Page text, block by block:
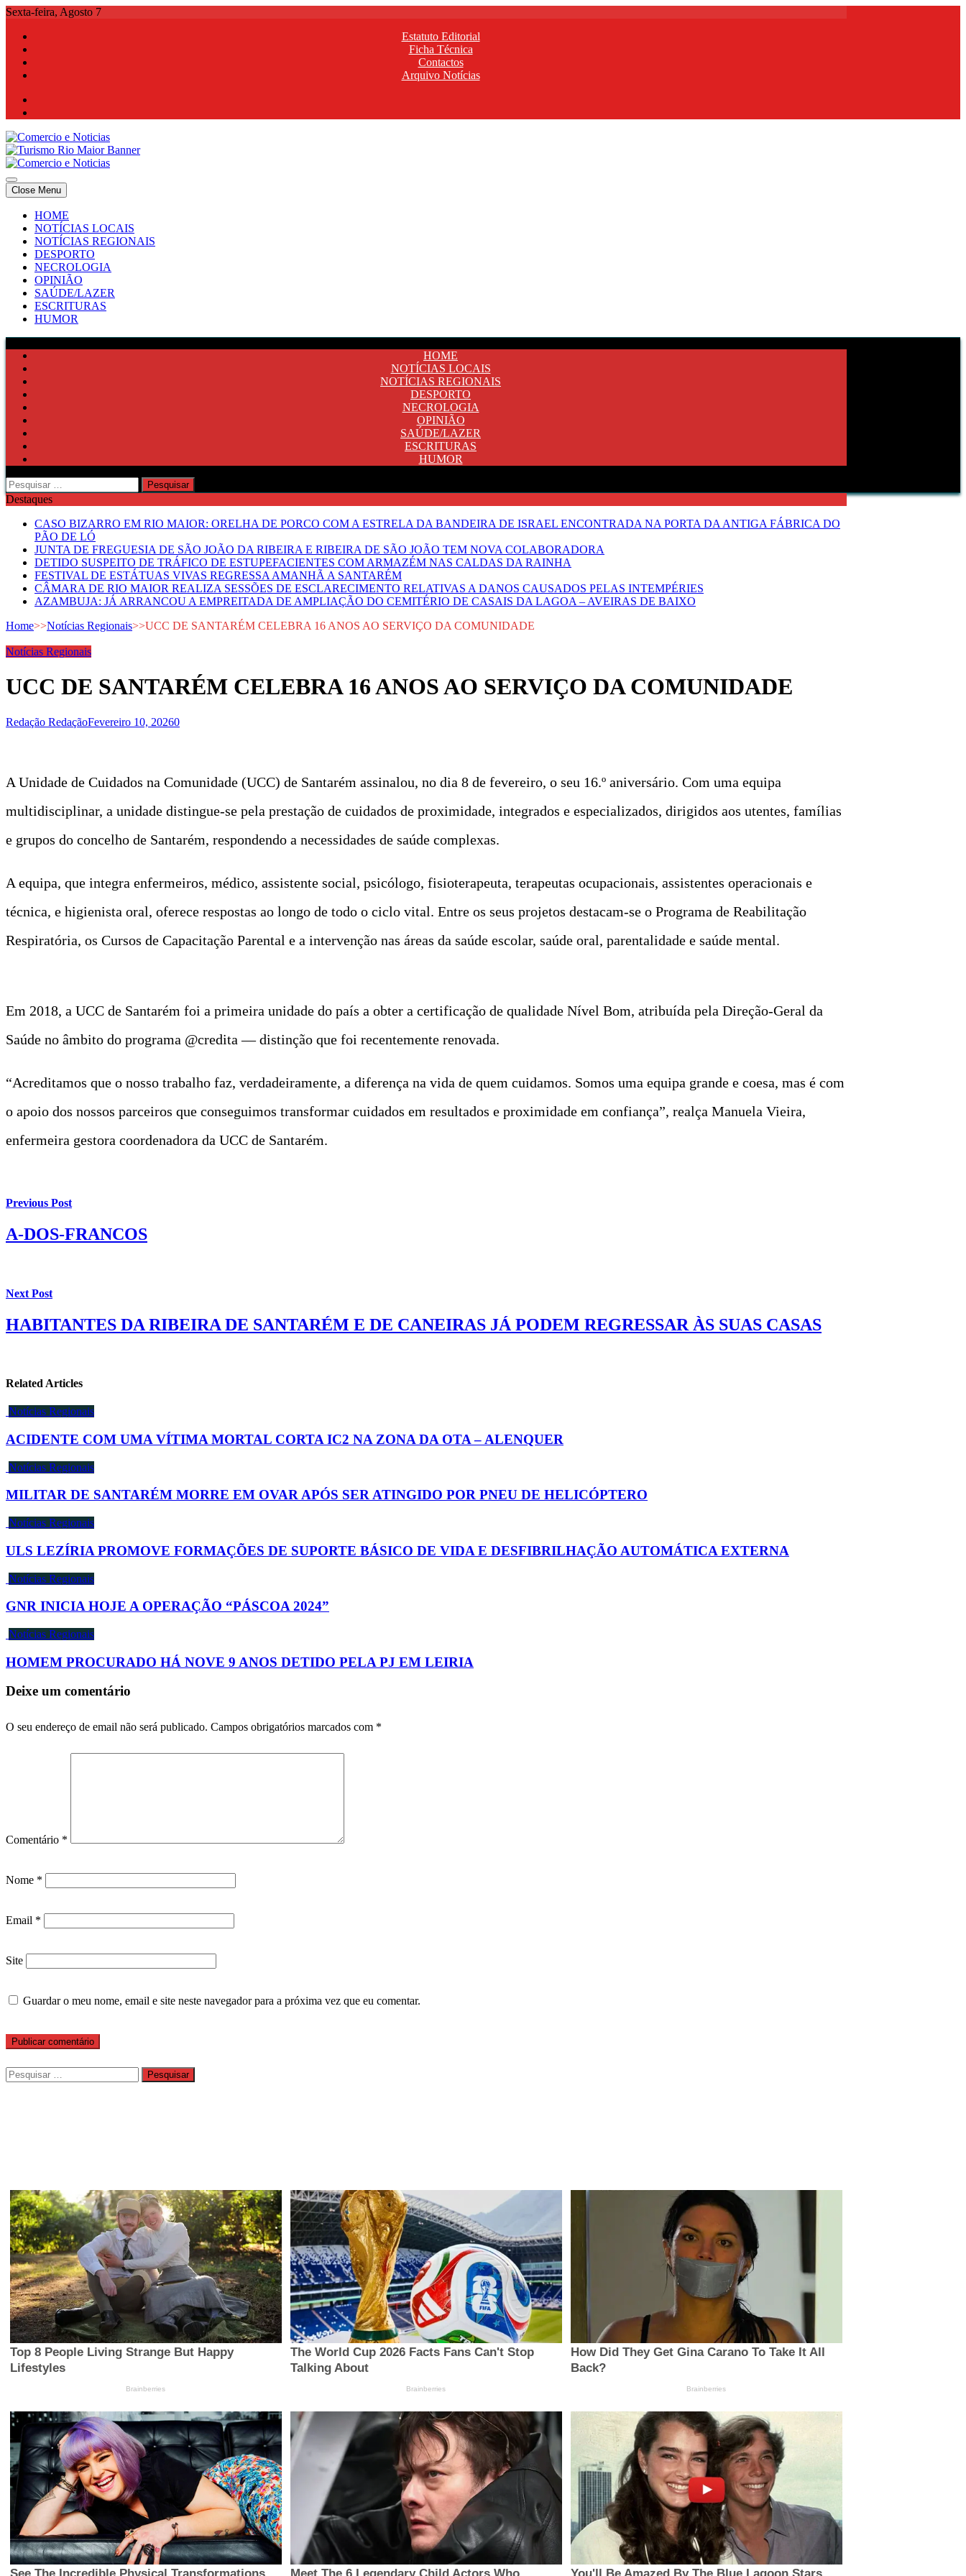
Skip
content
Sexta-feira, Agosto 7
Estatuto Editorial
Ficha Técnica
Contactos
Arquivo Notícias
Comercio e Noticias
Notícias e Publicidade Online
Comercio e Noticias
Notícias e Publicidade Online
Close Menu
HOME
NOTÍCIAS LOCAIS
NOTÍCIAS REGIONAIS
DESPORTO
NECROLOGIA
OPINIÃO
SAÚDE/LAZER
ESCRITURAS
HUMOR
HOME
NOTÍCIAS LOCAIS
NOTÍCIAS REGIONAIS
DESPORTO
NECROLOGIA
OPINIÃO
SAÚDE/LAZER
ESCRITURAS
HUMOR
Pesquisar
por:
Destaques
CASO BIZARRO EM RIO MAIOR: ORELHA DE PORCO COM A ESTRELA DA BANDEIRA DE ISRAEL ENCONTRADA NA PORTA DA ANTIGA FÁBRICA DO
PÃO DE LÓ
JUNTA DE FREGUESIA DE SÃO JOÃO DA RIBEIRA E RIBEIRA DE SÃO JOÃO TEM NOVA COLABORADORA
DETIDO SUSPEITO DE TRÁFICO DE ESTUPEFACIENTES COM ARMAZÉM NAS CALDAS DA RAINHA
FESTIVAL DE ESTÁTUAS VIVAS REGRESSA AMANHÃ A SANTARÉM
CÂMARA DE RIO MAIOR REALIZA SESSÕES DE ESCLARECIMENTO RELATIVAS A DANOS CAUSADOS PELAS INTEMPÉRIES
AZAMBUJA: JÁ ARRANCOU A EMPREITADA DE AMPLIAÇÃO DO CEMITÉRIO DE CASAIS DA LAGOA – AVEIRAS DE BAIXO
Home>>Notícias Regionais>>UCC DE SANTARÉM CELEBRA 16 ANOS AO SERVIÇO DA COMUNIDADE
Notícias Regionais
UCC DE SANTARÉM CELEBRA 16 ANOS AO SERVIÇO DA COMUNIDADE
Redação RedaçãoFevereiro 10, 20260
A Unidade de Cuidados na Comunidade (UCC) de Santarém assinalou, no dia 8 de fevereiro, o seu 16.º aniversário. Com uma equipa
multidisciplinar, a unidade distingue-se pela prestação de cuidados de proximidade, integrados e especializados, dirigidos aos utentes, famílias
e grupos do concelho de Santarém, respondendo a necessidades de saúde complexas.
A equipa, que integra enfermeiros, médico, assistente social, psicólogo, fisioterapeuta, terapeutas ocupacionais, assistentes operacionais e
técnica, e higienista oral, oferece respostas ao longo de todo o ciclo vital. Entre os seus projetos destacam-se o Programa de Reabilitação
Respiratória, os Cursos de Capacitação Parental e a intervenção nas áreas da saúde escolar, saúde oral, parentalidade e saúde mental.
Em 2018, a UCC de Santarém foi a primeira unidade do país a obter a certificação de qualidade Nível Bom, atribuída pela Direção-Geral da
Saúde no âmbito do programa @credita — distinção que foi recentemente renovada.
“Acreditamos que o nosso trabalho faz, verdadeiramente, a diferença na vida de quem cuidamos. Somos uma equipa grande e coesa, mas é com
o apoio dos nossos parceiros que conseguimos transformar cuidados em resultados e proximidade em confiança”, realça Manuela Vieira,
enfermeira gestora coordenadora da UCC de Santarém.
Previous Post
A-DOS-FRANCOS
Next Post
HABITANTES DA RIBEIRA DE SANTARÉM E DE CANEIRAS JÁ PODEM REGRESSAR ÀS SUAS CASAS
Related Articles
Notícias Regionais
ACIDENTE COM UMA VÍTIMA MORTAL CORTA IC2 NA ZONA DA OTA – ALENQUER
Notícias Regionais
MILITAR DE SANTARÉM MORRE EM OVAR APÓS SER ATINGIDO POR PNEU DE HELICÓPTERO
Notícias Regionais
ULS LEZÍRIA PROMOVE FORMAÇÕES DE SUPORTE BÁSICO DE VIDA E DESFIBRILHAÇÃO AUTOMÁTICA EXTERNA
Notícias Regionais
GNR INICIA HOJE A OPERAÇÃO “PÁSCOA 2024”
Notícias Regionais
HOMEM PROCURADO HÁ NOVE 9 ANOS DETIDO PELA PJ EM LEIRIA
Deixe um comentário
O seu endereço de email não será publicado. Campos obrigatórios marcados com *
Comentário *
Nome *
Email *
Site
Guardar o meu nome, email e site neste navegador para a próxima vez que eu comentar.
Pesquisar
por: